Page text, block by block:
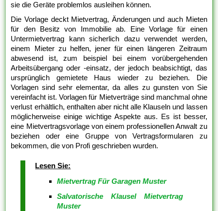
sie die Geräte problemlos ausleihen können.
Die Vorlage deckt Mietvertrag, Änderungen und auch Mieten
für den Besitz von Immobilie ab. Eine Vorlage für einen
Untermietvertrag kann sicherlich dazu verwendet werden,
einem Mieter zu helfen, jener für einen längeren Zeitraum
abwesend ist, zum beispiel bei einem vorübergehenden
Arbeitsübergang oder -einsatz, der jedoch beabsichtigt, das
ursprünglich gemietete Haus wieder zu beziehen. Die
Vorlagen sind sehr elementar, da alles zu gunsten von Sie
vereinfacht ist. Vorlagen für Mietverträge sind manchmal ohne
verlust erhältlich, enthalten aber nicht alle Klauseln und lassen
möglicherweise einige wichtige Aspekte aus. Es ist besser,
eine Mietvertragsvorlage von einem professionellen Anwalt zu
beziehen oder eine Gruppe von Vertragsformularen zu
bekommen, die von Profi geschrieben wurden.
Lesen Sie:
Mietvertrag Für Garagen Muster
Salvatorische Klausel Mietvertrag
Muster